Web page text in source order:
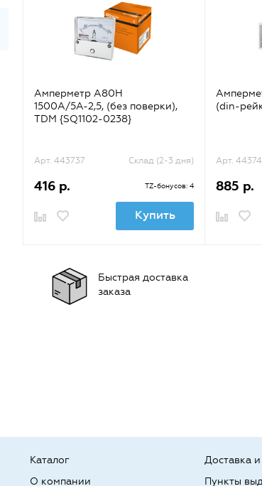
Амперметр А80Н
1500А/5А-2,5, (без поверки),
TDM {SQ1102-0238}
Арт. 443737 Склад (2-3 дня)
416 р. TZ-бонусов: 4
Купить
(din-
Арт.
885 р.
Быстрая доставка
заказа
Каталог
О компании
Доставка
Пункты